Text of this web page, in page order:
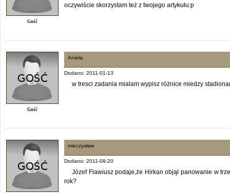
Gość
oczywiście skorzystam też z twojego artykułu:p
Gość
Aniela
Dodano: 2011-01-13
w tresci zadania mialam wypisz różnice miedzy
mieczysław
Dodano: 2011-08-20
Józef Flawiusz podaje,że Hirkan objął panowanie w
rok?